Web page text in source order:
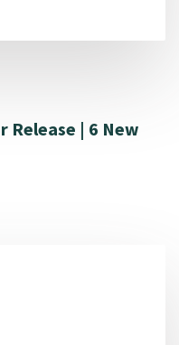
Release | 6 New